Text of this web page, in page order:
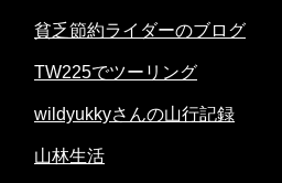
貧乏節約ライダーのブログ
TW225でツーリング
wildyukkyさんの山行記録
山林生活